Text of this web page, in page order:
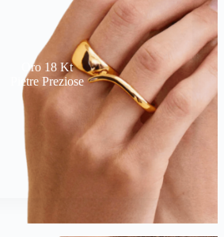
Oro 18 Kt
Pietre Preziose